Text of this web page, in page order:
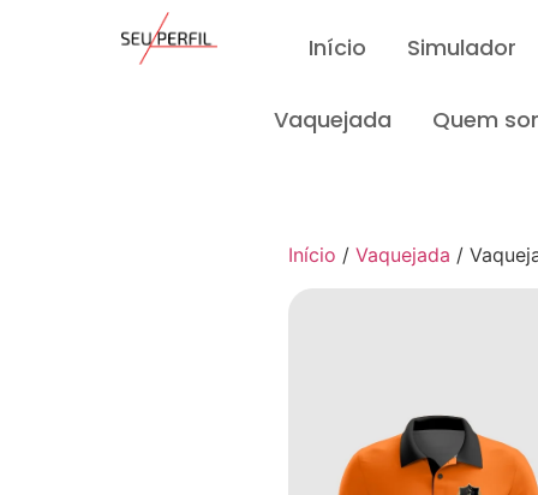
Início Simulador
Vaquejada Quem
Início / Vaquejada /